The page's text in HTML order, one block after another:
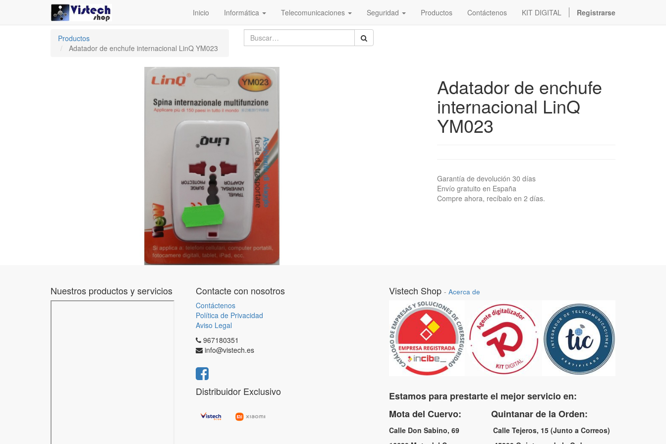
Inicio Informática Telecomunicaciones Seguridad Productos Contáctenos KIT DIGITAL Registrarse
Productos
Adatador de enchufe internacional LinQ YM023
Adatador de enchufe
internacional LinQ
YM023
Garantía de devolución 30 días
Envío gratuito en España
Compre ahora, recíbalo en 2 días.
Nuestros productos y servicios Contacte con nosotros
Contáctenos
Política de Privacidad
Aviso Legal
967180351
info@vistech.es
Distribuidor Exclusivo
Vistech Shop - Acerca de
Estamos para prestarte el mejor servicio en:
Mota del Cuervo: Quintanar de la Orden:
Calle Don Sabino, 69 Calle Tejeros, 15 (Junto a Correos)